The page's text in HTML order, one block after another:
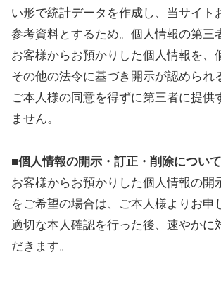
い形で統計データを作成し、当サイト
参考資料とするため。個人情報の第三
お客様からお預かりした個人情報を、
その他の法令に基づき開示が認められ
ご本人様の同意を得ずに第三者に提供
ません。
■個人情報の開示・訂正・削除について
お客様からお預かりした個人情報の開
をご希望の場合は、ご本人様よりお申
適切な本人確認を行った後、速やかに
だきます。